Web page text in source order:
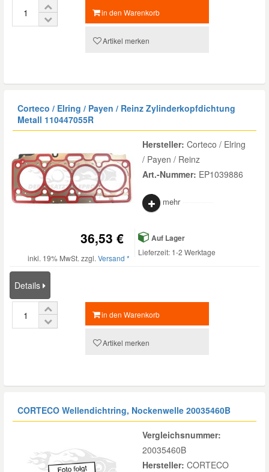
in den Warenkorb
Artikel merken
Corteco / Elring / Payen / Reinz Zylinderkopfdichtung
Metall 110447055R
Hersteller: Corteco / Elring
/ Payen / Reinz
Art.-Nummer: EP1039886
mehr
36,53 €
inkl. 19% MwSt. zzgl. Versand *
Auf Lager
Lieferzeit: 1-2 Werktage
Details
in den Warenkorb
Artikel merken
CORTECO Wellendichtring, Nockenwelle 20035460B
Vergleichsnummer:
20035460B
Hersteller: CORTECO